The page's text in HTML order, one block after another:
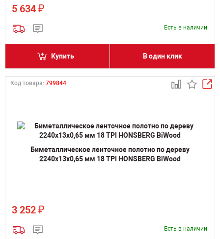
5 634 ₽
Есть в наличии
Купить В один клик
Код товара: 799844
Биметаллическое ленточное полотно по дереву
2240х13х0,65 мм 18 TPI HONSBERG BiWood
3 252 ₽
Есть в наличии